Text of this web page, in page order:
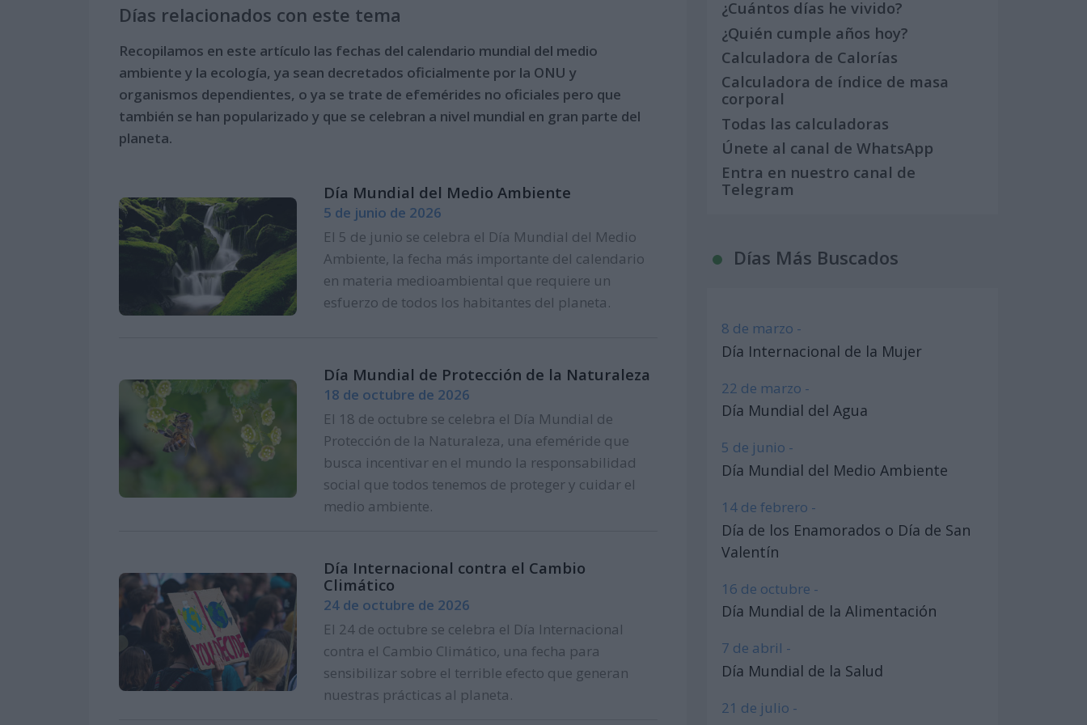
Días relacionados con este tema
Recopilamos en este artículo las fechas del calendario mundial del medio
ambiente y la ecología, ya sean decretados oficialmente por la ONU y
organismos dependientes, o ya se trate de efemérides no oficiales pero que
también se han popularizado y que se celebran a nivel mundial en gran parte del
planeta.
Día Mundial del Medio Ambiente
5 de junio de 2026
El 5 de junio se celebra el Día Mundial del Medio
Ambiente, la fecha más importante del calendario
en materia medioambiental que requiere un
esfuerzo de todos los habitantes del planeta.
Día Mundial de Protección de la Naturaleza
18 de octubre de 2026
El 18 de octubre se celebra el Día Mundial de
Protección de la Naturaleza, una efeméride que
busca incentivar en el mundo la responsabilidad
social que todos tenemos de proteger y cuidar el
medio ambiente.
Día Internacional contra el Cambio
Climático
24 de octubre de 2026
El 24 de octubre se celebra el Día Internacional
contra el Cambio Climático, una fecha para
sensibilizar sobre el terrible efecto que generan
nuestras prácticas al planeta.
¿Cuántos días he vivido?
¿Quién cumple años hoy?
Calculadora de Calorías
Calculadora de índice de masa
corporal
Todas las calculadoras
Únete al canal de WhatsApp
Entra en nuestro canal de
Telegram
Días Más Buscados
8 de marzo -
Día Internacional de la Mujer
22 de marzo -
Día Mundial del Agua
5 de junio -
Día Mundial del Medio Ambiente
14 de febrero -
Día de los Enamorados o Día de San
Valentín
16 de octubre -
Día Mundial de la Alimentación
7 de abril -
Día Mundial de la Salud
21 de julio -